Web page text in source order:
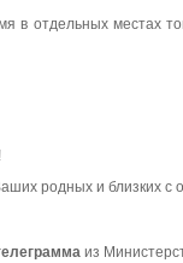
в отдельных местах
родных и близких
из